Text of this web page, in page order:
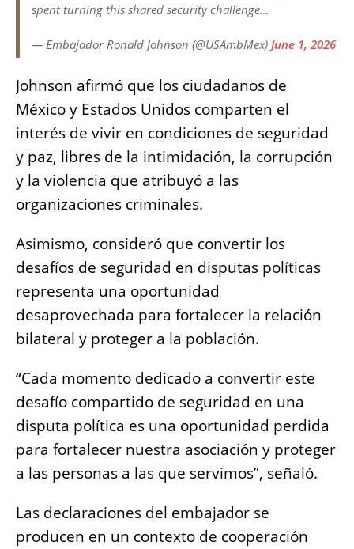
spent turning this shared security challenge…
— Embajador Ronald Johnson (@USAmbMex) June 1, 2026
Johnson afirmó que los ciudadanos de
México y Estados Unidos comparten el
interés de vivir en condiciones de seguridad
y paz, libres de la intimidación, la corrupción
y la violencia que atribuyó a las
organizaciones criminales.
Asimismo, consideró que convertir los
desafíos de seguridad en disputas políticas
representa una oportunidad
desaprovechada para fortalecer la relación
bilateral y proteger a la población.
“Cada momento dedicado a convertir este
desafío compartido de seguridad en una
disputa política es una oportunidad perdida
para fortalecer nuestra asociación y proteger
a las personas a las que servimos”, señaló.
Las declaraciones del embajador se
producen en un contexto de cooperación